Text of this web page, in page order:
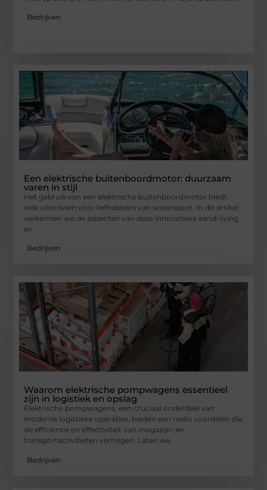
Bedrijven
Een elektrische buitenboordmotor: duurzaam
varen in stijl
Het gebruik van een elektrische buitenboordmotor biedt
vele voordelen voor liefhebbers van watersport. In dit artikel
verkennen we de aspecten van deze innovatieve aandrijving
en
Bedrijven
Waarom elektrische pompwagens essentieel
zijn in logistiek en opslag
Elektrische pompwagens, een cruciaal onderdeel van
moderne logistieke operaties, bieden een reeks voordelen die
de efficiëntie en effectiviteit van magazijn- en
transportactiviteiten verhogen. Laten we
Bedrijven